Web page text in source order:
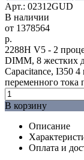
Арт.: 02312GUD
В наличии
от 1378564
р.
2288H V5 - 2
DIMM, 8 жестких
Capacitance, I350
переменного тока
В корзину
Описание
Оплата и